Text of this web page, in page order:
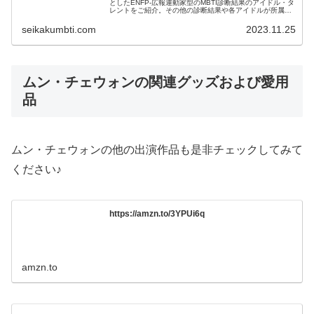
としたENFP-広報運動家型のMBTI診断結果のアイドル・タ
レントをご紹介。その他の診断結果や各アイドルが所属す
seikakumbti.com 2023.11.25
ムン・チェウォンの関連グッズおよび愛用
品
ムン・チェウォンの他の出演作品も是非チェックしてみて
ください♪
https://amzn.to/3YPUi6q
amzn.to